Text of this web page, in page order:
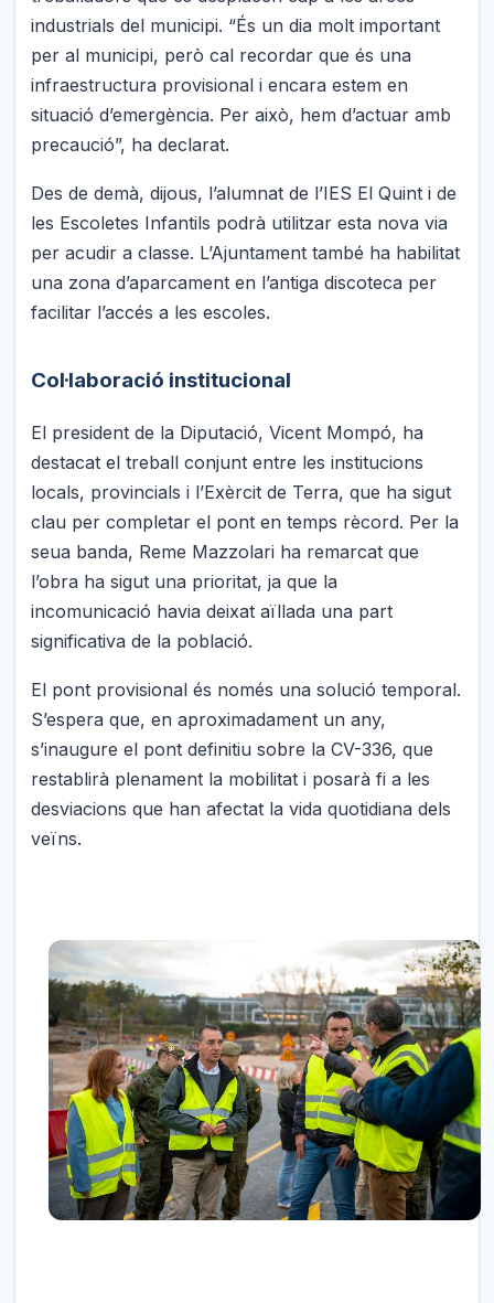
industrials del municipi. “És un dia molt important
per al municipi, però cal recordar que és una
infraestructura provisional i encara estem en
situació d’emergència. Per això, hem d’actuar amb
precaució”, ha declarat.
Des de demà, dijous, l’alumnat de l’IES El Quint i de
les Escoletes Infantils podrà utilitzar esta nova via
per acudir a classe. L’Ajuntament també ha habilitat
una zona d’aparcament en l’antiga discoteca per
facilitar l’accés a les escoles.
Col·laboració institucional
El president de la Diputació, Vicent Mompó, ha
destacat el treball conjunt entre les institucions
locals, provincials i l’Exèrcit de Terra, que ha sigut
clau per completar el pont en temps rècord. Per la
seua banda, Reme Mazzolari ha remarcat que
l’obra ha sigut una prioritat, ja que la
incomunicació havia deixat aïllada una part
significativa de la població.
El pont provisional és només una solució temporal.
S’espera que, en aproximadament un any,
s’inaugure el pont definitiu sobre la CV-336, que
restablirà plenament la mobilitat i posarà fi a les
desviacions que han afectat la vida quotidiana dels
veïns.